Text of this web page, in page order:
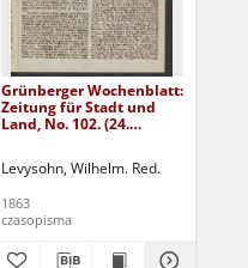
Grünberger Wochenblatt:
Zeitung für Stadt und
Land, No. 102. (24.
Levysohn, Wilhelm. Red.
1863
czasopisma